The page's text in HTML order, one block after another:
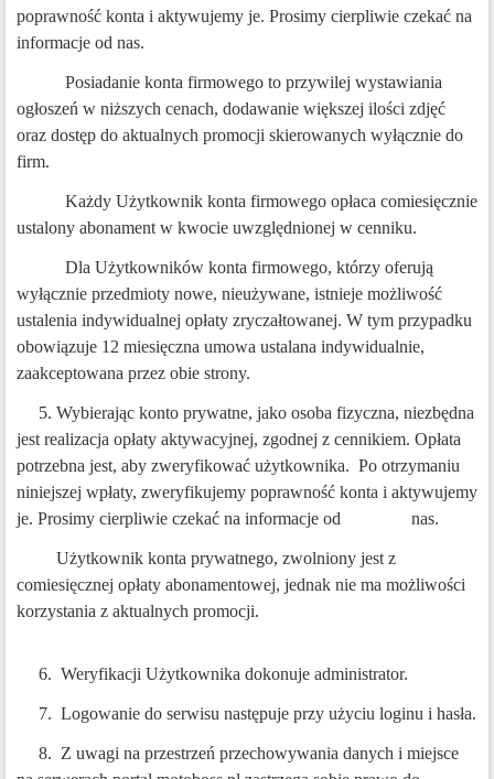
poprawność konta i aktywujemy je. Prosimy cierpliwie czekać na
informacje od nas.
Posiadanie konta firmowego to przywilej wystawiania
ogłoszeń w niższych cenach, dodawanie większej ilości zdjęć
oraz dostęp do aktualnych promocji skierowanych wyłącznie do
firm.
Każdy Użytkownik konta firmowego opłaca comiesięcznie
ustalony abonament w kwocie uwzględnionej w cenniku.
Dla Użytkowników konta firmowego, którzy oferują
wyłącznie przedmioty nowe, nieużywane, istnieje możliwość
ustalenia indywidualnej opłaty zryczałtowanej. W tym przypadku
obowiązuje 12 miesięczna umowa ustalana indywidualnie,
zaakceptowana przez obie strony.
5. Wybierając konto prywatne, jako osoba fizyczna, niezbędna
jest realizacja opłaty aktywacyjnej, zgodnej z cennikiem. Opłata
potrzebna jest, aby zweryfikować użytkownika. Po otrzymaniu
niniejszej wpłaty, zweryfikujemy poprawność konta i aktywujemy
je. Prosimy cierpliwie czekać na informacje od nas.
Użytkownik konta prywatnego, zwolniony jest z
comiesięcznej opłaty abonamentowej, jednak nie ma możliwości
korzystania z aktualnych promocji.
6. Weryfikacji Użytkownika dokonuje administrator.
7. Logowanie do serwisu następuje przy użyciu loginu i hasła.
8. Z uwagi na przestrzeń przechowywania danych i miejsce